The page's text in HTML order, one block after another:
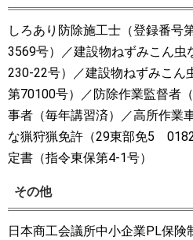
しろあり防除施工士（登録番号
3569号）／建設物ねずみこん虫
230-22号）／建設物ねずみこん
第70100号）／防除作業監督者
事者（毎年講習済）／高所作業
な猟狩猟免許（29東部免5
定書（指令東保第4-1号）
その他
日本商工会議所中小企業PL保険